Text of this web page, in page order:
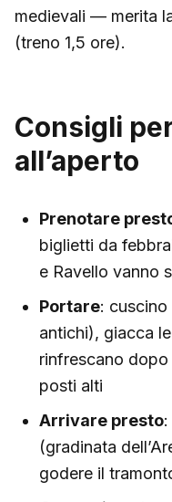
medievali — merita
(treno 1,5 ore).
Consigli
all’aperto
Prenotare
biglietti da
e Ravello vanno
Portare:
antichi), giacca
rinfrescano
posti alti
Arrivare presto
(gradinata
godere il